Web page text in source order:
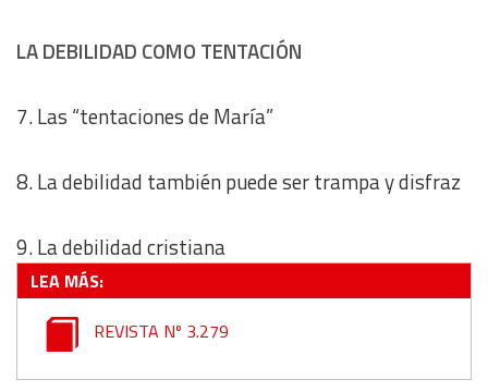
LA DEBILIDAD COMO TENTACIÓN
7. Las “tentaciones de María”
8. La debilidad también puede ser trampa y disfraz
9. La debilidad cristiana
LEA MÁS:
REVISTA Nº 3.279